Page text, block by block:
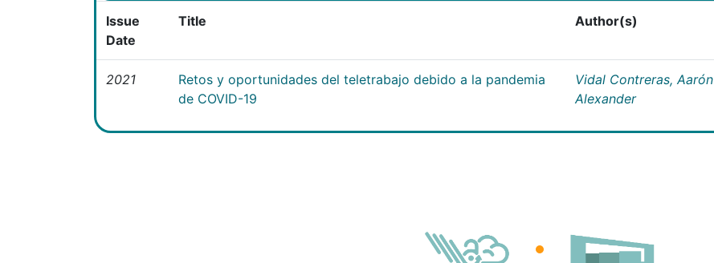
Issue
Date
Title Author(s)
2021
Retos y oportunidades del teletrabajo debido a la pandemia
de COVID-19
Vidal Contreras, Aarón
Alexander